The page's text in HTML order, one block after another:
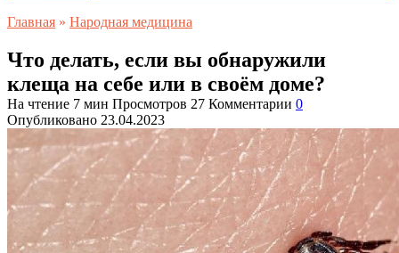
Главная » Народная медицина
Что делать, если вы обнаружили
клеща на себе или в своём доме?
На чтение 7 мин Просмотров 27 Комментарии 0
Опубликовано 23.04.2023